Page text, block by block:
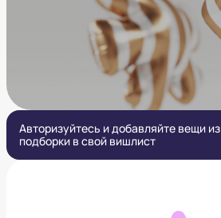
Авторизуйтесь и добавляйте вещи из
подборки в свой вишлист